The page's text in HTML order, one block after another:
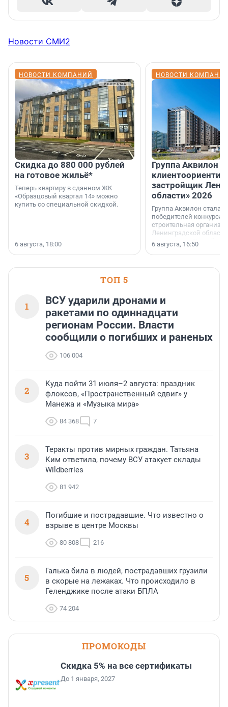
Новости СМИ2
НОВОСТИ КОМПАНИЙ
Скидка до 880 000 рублей
на готовое жильё*
Теперь квартиру в сданном ЖК
«Образцовый квартал 14» можно
купить со специальной скидкой.
6 августа, 18:00
НОВОСТИ
Группа Аквилон
застройщик
области» 2026
Группа Аквилон стала
победителей конкурса
строительная
Ленинградской области
номинации «Самый
застройщик
области».
6 августа, 16:50
ТОП 5
1
ВСУ ударили дронами и
ракетами по одиннадцати
регионам России. Власти
сообщили о погибших и раненых
106 004
2
Куда пойти 31 июля–2 августа: праздник
флоксов, «Пространственный сдвиг» у
Манежа и «Музыка мира»
84 368 7
3
Теракты против мирных граждан. Татьяна
Ким ответила, почему ВСУ атакует склады
Wildberries
81 942
4
Погибшие и пострадавшие. Что известно о
взрыве в центре Москвы
80 808 216
5
Галька била в людей, пострадавших грузили
в скорые на лежаках. Что происходило в
Геленджике после атаки БПЛА
74 204
ПРОМОКОДЫ
Скидка 5% на все сертификаты
До 1 января, 2027